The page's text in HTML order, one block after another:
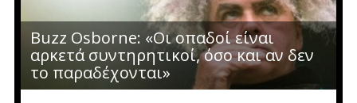
Buzz Osborne: «Οι οπαδοί είναι
αρκετά συντηρητικοί, όσο και αν δεν
το παραδέχονται»